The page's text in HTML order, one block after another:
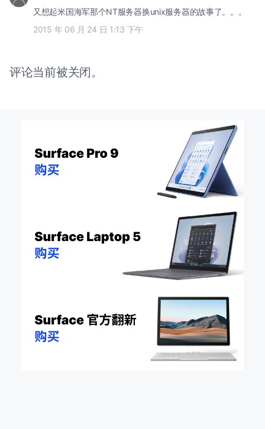
又想起米国海军那个NT服务器换unix服务器的故事了。。。
2015 年 06 月 24 日 1:13 下午
评论当前被关闭。